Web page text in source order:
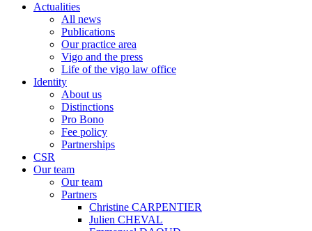
Actualities
All news
Publications
Our practice area
Vigo and the press
Life of the vigo law office
Identity
About us
Distinctions
Pro Bono
Fee policy
Partnerships
CSR
Our team
Our team
Partners
Christine CARPENTIER
Julien CHEVAL